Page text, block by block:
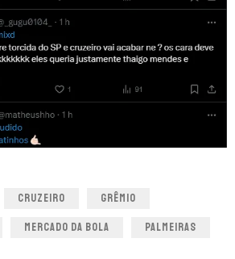
CRUZEIRO GRÊMIO
MERCADO DA BOLA PALMEIRAS